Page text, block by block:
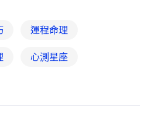
運程命理
心測星座